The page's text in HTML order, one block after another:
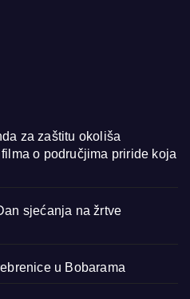
za zaštitu okoliša
o područjima priride koja
sjećanja na žrtve
u Bobarama